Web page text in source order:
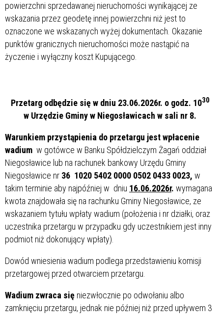
powierzchni sprzedawanej nieruchomości wynikającej ze
wskazania przez geodetę innej powierzchni niż jest to
oznaczone we wskazanych wyżej dokumentach. Okazanie
punktów granicznych nieruchomości może nastąpić na
życzenie i wyłączny koszt Kupującego.
Przetarg odbędzie się w dniu 23.06.2026r. o godz. 1030
w Urzędzie Gminy w Niegosławicach w sali nr 8.
Warunkiem przystąpienia do przetargu jest wpłacenie
wadium w gotówce w Banku Spółdzielczym Żagań oddział
Niegosławice lub na rachunek bankowy Urzędu Gminy
Niegosławice nr 36 1020 5402 0000 0502 0433 0023, w
takim terminie aby najpóźniej w dniu 16.06.2026r. wymagana
kwota znajdowała się na rachunku Gminy Niegosławice, ze
wskazaniem tytułu wpłaty wadium (położenia i nr działki, oraz
uczestnika przetargu w przypadku gdy uczestnikiem jest inny
podmiot niż dokonujący wpłaty).
Dowód wniesienia wadium podlega przedstawieniu komisji
przetargowej przed otwarciem przetargu.
Wadium zwraca się niezwłocznie po odwołaniu albo
zamknięciu przetargu, jednak nie później niż przed upływem 3